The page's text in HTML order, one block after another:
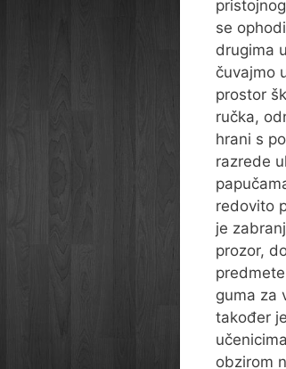
se
drugima
čuvajmo
prostor
ručka,
hrani s
razrede
redovito
je
prozor,
guma za
također
obzirom